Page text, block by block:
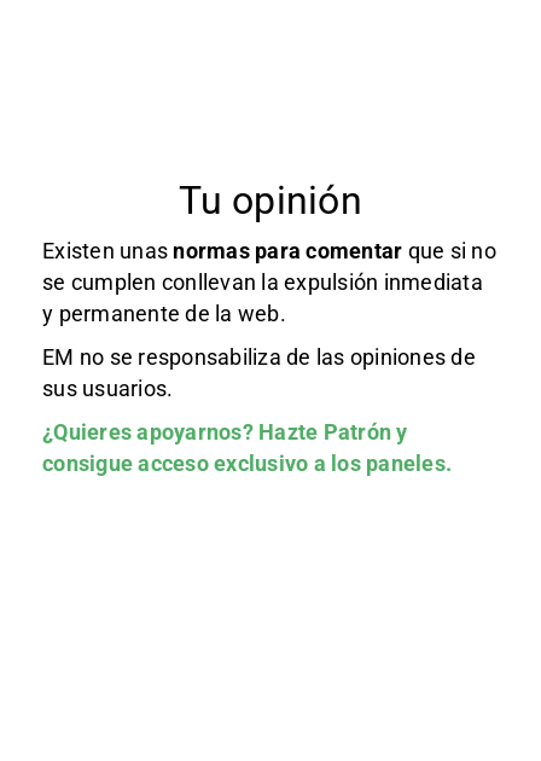
Tu opinión
Existen unas normas para comentar que si no
se cumplen conllevan la expulsión inmediata
y permanente de la web.
EM no se responsabiliza de las opiniones de
sus usuarios.
¿Quieres apoyarnos? Hazte Patróny
consigue acceso exclusivo a los paneles.